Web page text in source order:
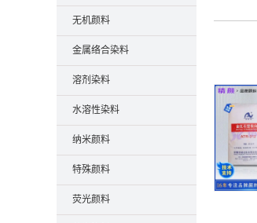
无机颜料
金属络合染料
溶剂染料
水溶性染料
纳米颜料
特殊颜料
荧光颜料